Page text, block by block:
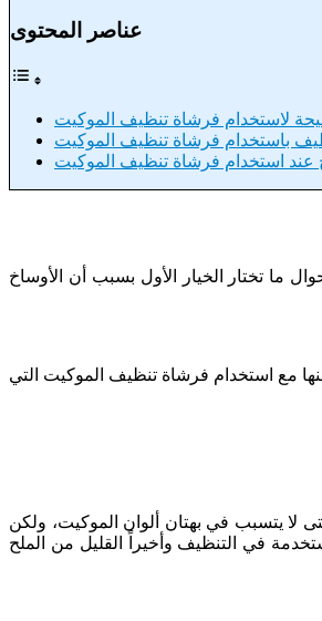
عناصر المحتوى
لاستخدام فرشاة تنظيف الموكيت
باستخدام فرشاة تنظيف الموكيت
عند استخدام فرشاة تنظيف الموكيت
ما تختار الخيار الأول بسبب أن الأوساخ
مع استخدام فرشاة تنظيف الموكيت التي
لا يتسبب في بهتان ألوان الموكيت، ولكن
في التنظيف وأخيراً القليل من الملح